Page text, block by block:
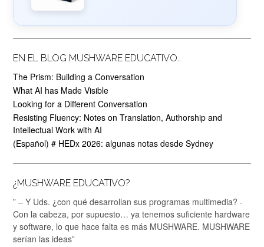
EN EL BLOG MUSHWARE EDUCATIVO..
The Prism: Building a Conversation
What AI has Made Visible
Looking for a Different Conversation
Resisting Fluency: Notes on Translation, Authorship and
Intellectual Work with AI
(Español) # HEDx 2026: algunas notas desde Sydney
¿MUSHWARE EDUCATIVO?
” – Y Uds. ¿con qué desarrollan sus programas multimedia? -
Con la cabeza, por supuesto… ya tenemos suficiente hardware
y software, lo que hace falta es más MUSHWARE. MUSHWARE
serían las ideas”